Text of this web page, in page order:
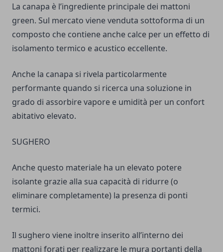
La canapa è l’ingrediente principale dei mattoni
green. Sul mercato viene venduta sottoforma di un
composto che contiene anche calce per un effetto di
isolamento termico e acustico eccellente.
Anche la canapa si rivela particolarmente
performante quando si ricerca una soluzione in
grado di assorbire vapore e umidità per un confort
abitativo elevato.
SUGHERO
Anche questo materiale ha un elevato potere
isolante grazie alla sua capacità di ridurre (o
eliminare completamente) la presenza di ponti
termici.
Il sughero viene inoltre inserito all’interno dei
mattoni forati per realizzare le mura portanti della